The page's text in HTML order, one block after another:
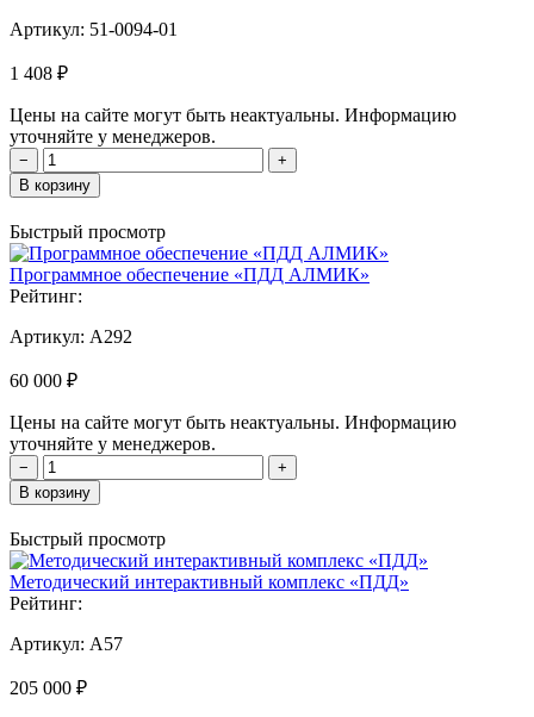
Артикул: 51-0094-01
1 408 ₽
Цены на сайте могут быть неактуальны. Информацию
уточняйте у менеджеров.
−
+
В корзину
Быстрый просмотр
Программное обеспечение «ПДД АЛМИК»
Рейтинг:
Артикул: А292
60 000 ₽
Цены на сайте могут быть неактуальны. Информацию
уточняйте у менеджеров.
−
+
В корзину
Быстрый просмотр
Методический интерактивный комплекс «ПДД»
Рейтинг:
Артикул: А57
205 000 ₽